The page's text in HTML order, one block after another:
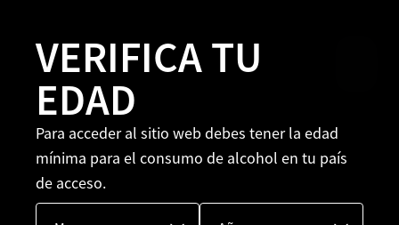
VERIFICA TU
EDAD
Para acceder al sitio web debes tener la edad
mínima para el consumo de alcohol en tu país
de acceso.